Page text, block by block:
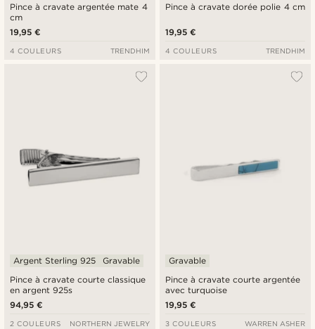
Pince à cravate argentée mate 4
cm
19,95 €
4 COULEURS TRENDHIM
Pince à cravate dorée polie 4 cm
19,95 €
4 COULEURS TRENDHIM
Pince à cravate courte classique
en argent 925s
Argent Sterling 925 Gravable
94,95 €
2 COULEURS NORTHERN JEWELRY
Pince à cravate courte argentée
avec turquoise
Gravable
19,95 €
3 COULEURS WARREN ASHER